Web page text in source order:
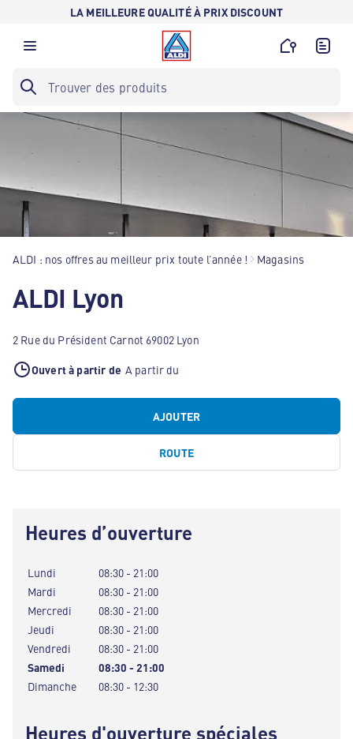
LA MEILLEURE QUALITÉ À PRIX DISCOUNT
ALDI : nos offres au meilleur prix toute l’année ! Magasins
ALDI Lyon
2 Rue du Président Carnot 69002 Lyon
Ouvert à partir de A partir du
AJOUTER
ROUTE
Heures d’ouverture
Lundi
08:30 - 21:00
Mardi
08:30 - 21:00
Mercredi
08:30 - 21:00
Jeudi
08:30 - 21:00
Vendredi
08:30 - 21:00
Samedi
08:30 - 21:00
Dimanche
08:30 - 12:30
Heures d'ouverture spéciales